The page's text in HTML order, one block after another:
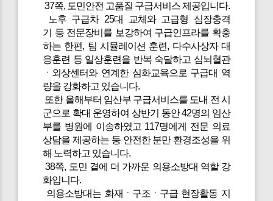
37쪽, 도민안전 고품질 구급서비스 제공입니다.
노후 구급차 25대 교체와 고급형 심장충격
기 등 전문장비를 보강하여 구급인프라를 확충
하는 한편, 팀 시뮬레이션 훈련, 다수사상자 대
응훈련 등 일상훈련을 반복 숙달하고 심뇌혈관
ㆍ외상센터와 연계한 심화교육으로 구급대 역
량을 강화하고 있습니다.
또한 올해부터 임산부 구급서비스를 도내 전 시
군으로 확대 운영하여 상반기 동안 42명의 임산
부를 병원에 이송하였고 117명에게 전문 의료
상담을 제공하는 등 안전한 분만 환경조성을 위
해 노력하고 있습니다.
38쪽, 도민 곁에 더 가까운 의용소방대 역할 강
화입니다.
의용소방대는 화재ㆍ구조ㆍ구급 현장활동 지